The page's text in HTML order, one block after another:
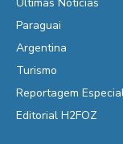
Últimas Notícias
Paraguai
Argentina
Turismo
Reportagem
Editorial H2FOZ